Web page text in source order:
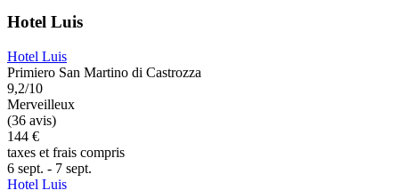
Hotel Luis
Hotel Luis
Primiero San Martino di Castrozza
9,2/10
Merveilleux
(36 avis)
144 €
taxes et frais compris
6 sept. - 7 sept.
Hotel Luis